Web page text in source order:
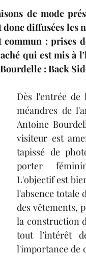
Dumielle-
Joséphine
de mode
diffusées les
: prises
qui est mis à
: Back
Dès l'entrée de
méandres de
Antoine
visiteur est
tapissé de
porter
L'objectif est
l'absence totale
des vêtements,
la construction
tout l’intérêt
l'importance de